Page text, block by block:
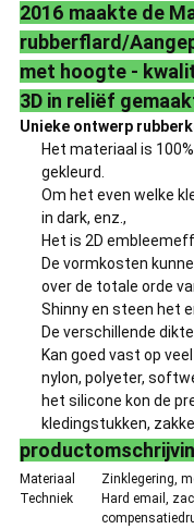
2016 maakte de
rubberflard/
met hoogte -
3D in reliëf
Unieke ontwerp
Het materiaal is
gekleurd.
Om het even welke
in dark, enz.,
Het is 2D
De vormkosten
over de totale orde
Shinny en steen het
De verschillende
Kan goed vast op
nylon, polyeter,
het silicone kon de
kledingstukken,
Materiaal
Zinklegering,
Techniek
Hard email,